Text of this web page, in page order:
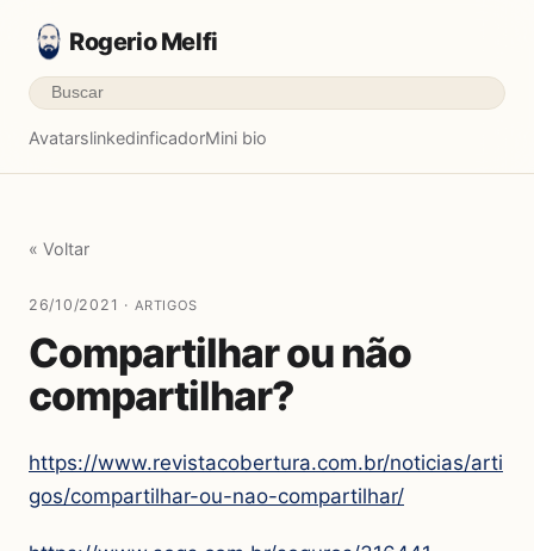
Rogerio Melfi
AvatarslinkedinficadorMini bio
« Voltar
26/10/2021 · ARTIGOS
Compartilhar ou não
compartilhar?
https://www.revistacobertura.com.br/noticias/arti
gos/compartilhar-ou-nao-compartilhar/